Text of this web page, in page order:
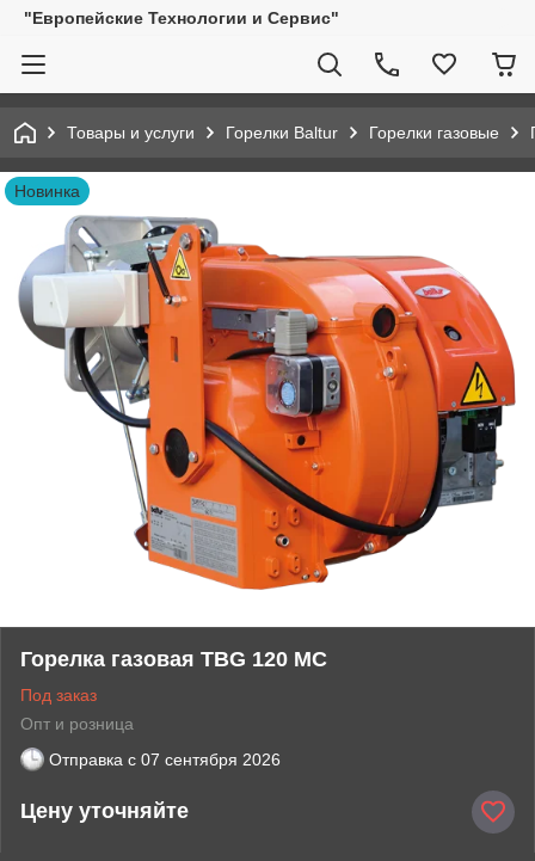
"Европейские Технологии и Сервис"
Товары и услуги Горелки Baltur Горелки газовые
Новинка
Горелка газовая TBG 120 MC
Под заказ
Опт и розница
Отправка с 07 сентября 2026
Цену уточняйте